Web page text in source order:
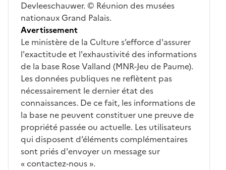
Devleeschauwer. © Réunion des musées
nationaux Grand Palais.
Avertissement
Le ministère de la Culture s’efforce d'assurer
l'exactitude et l'exhaustivité des informations
de la base Rose Valland (MNR-Jeu de Paume).
Les données publiques ne reflètent pas
nécessairement le dernier état des
connaissances. De ce fait, les informations de
la base ne peuvent constituer une preuve de
propriété passée ou actuelle. Les utilisateurs
qui disposent d’éléments complémentaires
sont priés d'envoyer un message sur
« contactez-nous ».